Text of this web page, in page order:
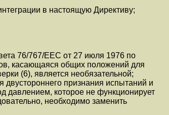
в настоящую Директиву;
76/767/ЕЕС от 27 июля 1976 по
касающаяся общих положений для
(6), является необязательной;
двустороннего признания испытаний и
давлением, которое не функционирует
необходимо заменить